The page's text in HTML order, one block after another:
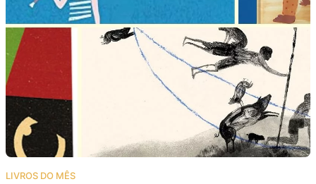
Clube de Leitores
Como ler?
Na escola
LIVROS DO MÊS